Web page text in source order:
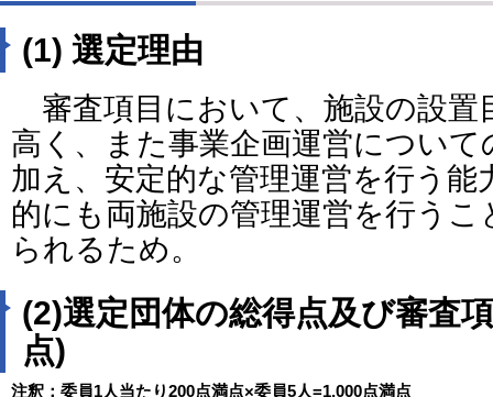
(1) 選定理由
審査項目において、施設の設置
高く、また事業企画運営につい
加え、安定的な管理運営を行う
的にも両施設の管理運営を行う
られるため。
(2)選定団体の総得点及び審査
点)
注釈：委員1人当たり200点満点×委員5人=1,000点満点